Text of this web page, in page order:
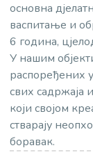
основна
васпитање и
6 година,
У нашим
распоређених
свих садржаја
који својом
стварају
боравак.